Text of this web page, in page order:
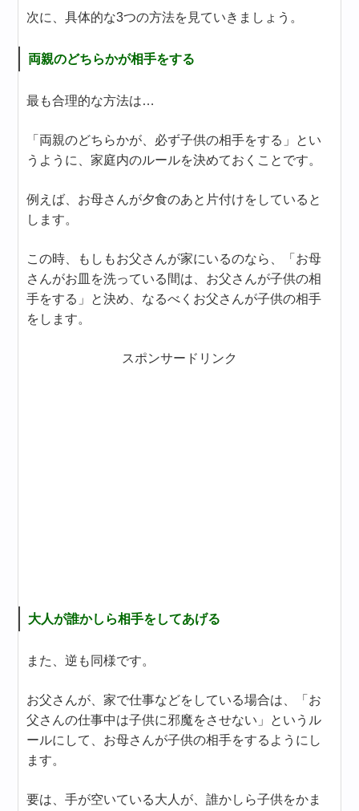
次に、具体的な3つの方法を見ていきましょう。
両親のどちらかが相手をする
最も合理的な方法は…
「両親のどちらかが、必ず子供の相手をする」とい
うように、家庭内のルールを決めておくことです。
例えば、お母さんが夕食のあと片付けをしていると
します。
この時、もしもお父さんが家にいるのなら、「お母
さんがお皿を洗っている間は、お父さんが子供の相
手をする」と決め、なるべくお父さんが子供の相手
をします。
スポンサードリンク
大人が誰かしら相手をしてあげる
また、逆も同様です。
お父さんが、家で仕事などをしている場合は、「お
父さんの仕事中は子供に邪魔をさせない」というル
ールにして、お母さんが子供の相手をするようにし
ます。
要は、手が空いている大人が、誰かしら子供をかま